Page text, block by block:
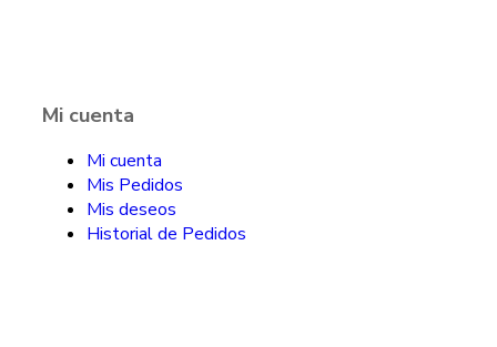
Mi cuenta
Mi cuenta
Mis Pedidos
Mis deseos
Historial de Pedidos